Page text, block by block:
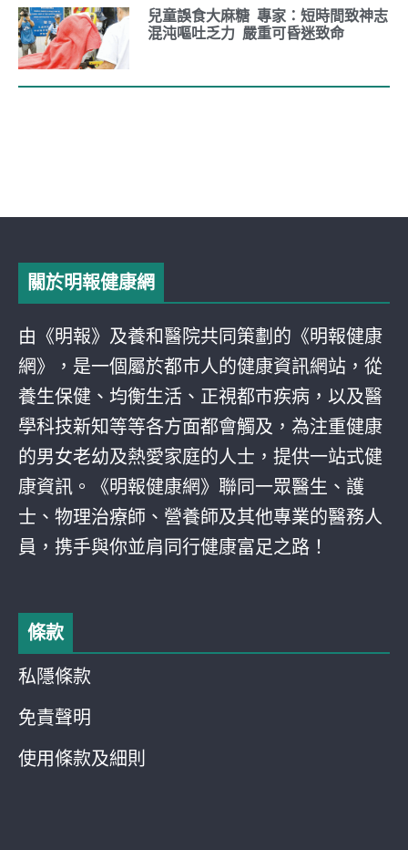
兒童誤食大麻糖 專家：短時間致神志
混沌嘔吐乏力 嚴重可昏迷致命
關於明報健康網
由《明報》及養和醫院共同策劃的《明報健康
網》，是一個屬於都巿人的健康資訊網站，從
養生保健、均衡生活、正視都巿疾病，以及醫
學科技新知等等各方面都會觸及，為注重健康
的男女老幼及熱愛家庭的人士，提供一站式健
康資訊。《明報健康網》聯同一眾醫生、護
士、物理治療師、營養師及其他專業的醫務人
員，携手與你並肩同行健康富足之路！
條款
私隱條款
免責聲明
使用條款及細則